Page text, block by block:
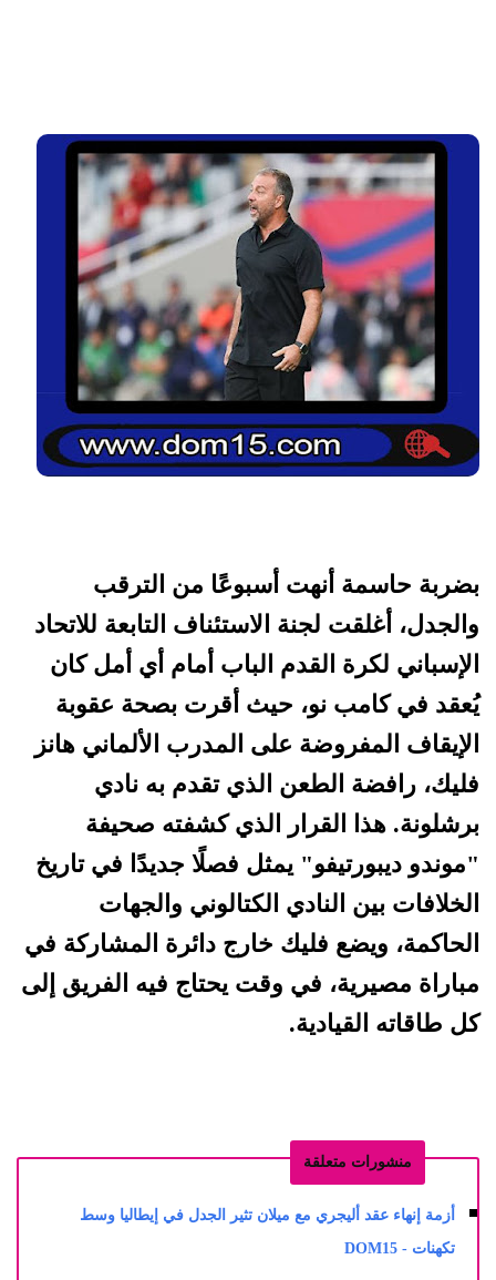
بضربة حاسمة أنهت أسبوعًا من الترقب
والجدل، أغلقت لجنة الاستئناف التابعة للاتحاد
الإسباني لكرة القدم الباب أمام أي أمل كان
يُعقد في كامب نو، حيث أقرت بصحة عقوبة
الإيقاف المفروضة على المدرب الألماني هانز
فليك، رافضة الطعن الذي تقدم به نادي
برشلونة. هذا القرار الذي كشفته صحيفة
"موندو ديبورتيفو" يمثل فصلًا جديدًا في تاريخ
الخلافات بين النادي الكتالوني والجهات
الحاكمة، ويضع فليك خارج دائرة المشاركة في
مباراة مصيرية، في وقت يحتاج فيه الفريق إلى
كل طاقاته القيادية.
منشورات متعلقة
أزمة إنهاء عقد أليجري مع ميلان تثير الجدل في إيطاليا وسط
تكهنات - DOM15